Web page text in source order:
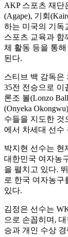
AKP 스포츠 재단
(Agape), 기회
하는 미국의 기독
스포츠 교육과 함
체 활동 등을 통
된다.
스티브 백 감독은
35전 전승으로 이
론조 볼(Lonzo
(Onyeka
수들을 지도한 것
에서 차세대 선수
박지현 선수는 현
대한민국 여자농
을 펼치고 있다.
로 한국 여자농구
있다.
김정은 선수는
으로 손꼽히며,
승과 개인 수상